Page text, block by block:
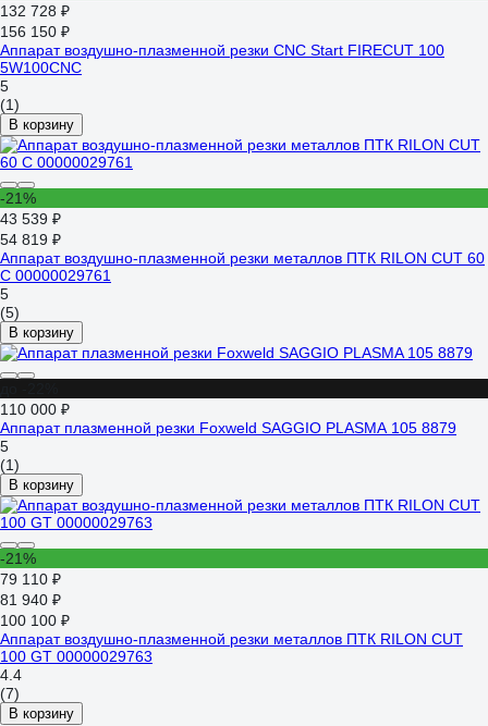
132 728 ₽
156 150 ₽
Аппарат воздушно-плазменной резки CNC Start FIRECUT 100
5W100CNC
5
(1)
В корзину
-21%
43 539 ₽
54 819 ₽
Аппарат воздушно-плазменной резки металлов ПТК RILON CUT 60
С 00000029761
5
(5)
В корзину
110 000 ₽
Аппарат плазменной резки Foxweld SAGGIO PLASMA 105 8879
5
(1)
В корзину
-21%
79 110 ₽
81 940 ₽
100 100 ₽
Аппарат воздушно-плазменной резки металлов ПТК RILON CUT
100 GT 00000029763
4.4
(7)
В корзину